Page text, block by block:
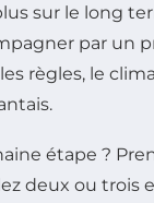
sur le long
par un
règles, le
étape ?
deux ou trois